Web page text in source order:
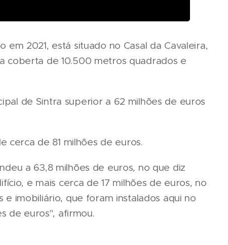
2021, está situado no Casal da Cavaleira,
coberta de 10.500 metros quadrados e
de Sintra superior a 62 milhões de euros
cerca de 81 milhões de euros.
a 63,8 milhões de euros, no que diz
e mais cerca de 17 milhões de euros, no
imobiliário, que foram instalados aqui no
de euros", afirmou.